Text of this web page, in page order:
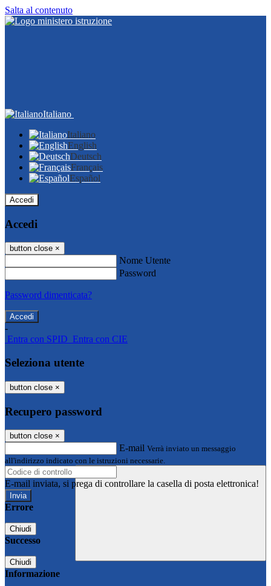
Salta al contenuto
Italiano
Italiano
English
Deutsch
Français
Español
Accedi
Accedi
button close ×
Nome Utente
Password
Password dimenticata?
-
Entra con SPID Entra con CIE
Seleziona utente
button close ×
Recupero password
button close ×
E-mail Verrà inviato un messaggio
all'indirizzo indicato con le istruzioni necessarie.
E-mail inviata, si prega di controllare la casella di posta elettronica!
Errore
Chiudi
Successo
Chiudi
Informazione